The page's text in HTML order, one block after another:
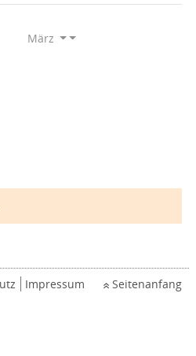
März
Impressum Seitenanfang